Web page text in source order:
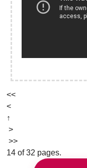
<<
<
↑
>
>>
14 of 32 pages.